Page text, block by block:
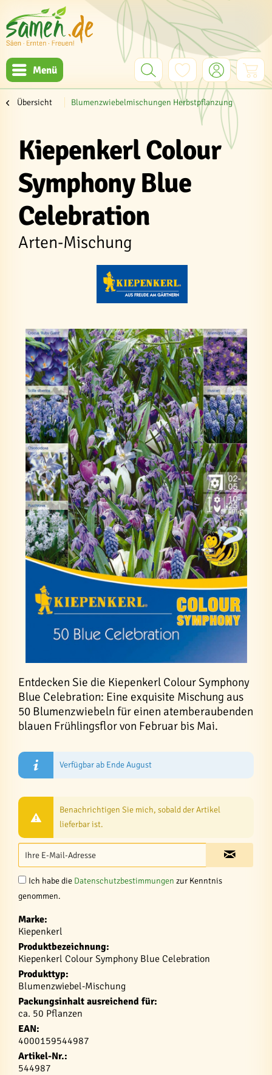
Menü
Übersicht Blumenzwiebelmischungen Herbstpflanzung
Kiepenkerl Colour
Symphony Blue
Celebration
Arten-Mischung
Entdecken Sie die Kiepenkerl Colour Symphony
Blue Celebration: Eine exquisite Mischung aus
50 Blumenzwiebeln für einen atemberaubenden
blauen Frühlingsflor von Februar bis Mai.
Verfügbar ab Ende August
Benachrichtigen Sie mich, sobald der Artikel
lieferbar ist.
Ich habe die Datenschutzbestimmungen zur Kenntnis
genommen.
Marke:
Kiepenkerl
Produktbezeichnung:
Kiepenkerl Colour Symphony Blue Celebration
Produkttyp:
Blumenzwiebel-Mischung
Packungsinhalt ausreichend für:
ca. 50 Pflanzen
EAN:
4000159544987
Artikel-Nr.:
544987